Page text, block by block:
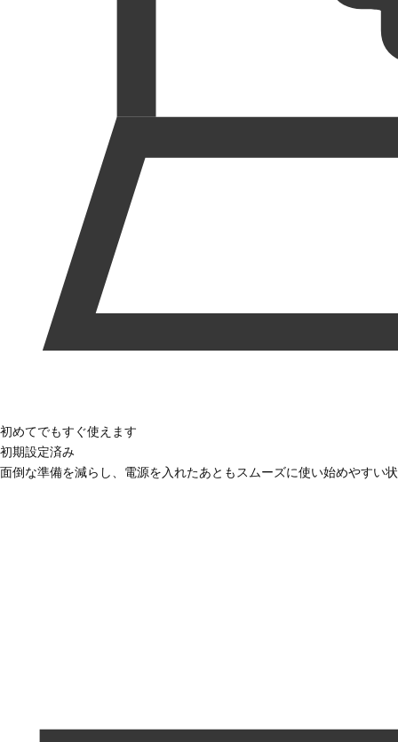
初めてでもすぐ使えます
初期設定済み
面倒な準備を減らし、電源を入れたあともスムーズに使い始めやすい